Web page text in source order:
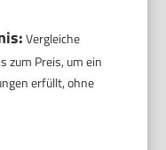
Vergleiche
zum Preis, um ein
erfüllt, ohne